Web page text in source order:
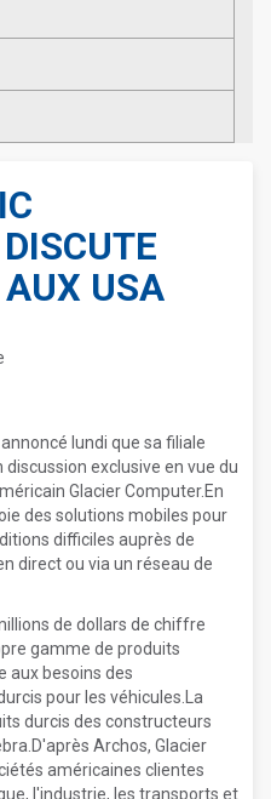
USA
lundi que sa filiale
exclusive en vue du
Glacier Computer.En
des solutions mobiles pour
difficiles auprès de
direct ou via un réseau de
de dollars de chiffre
gamme de produits
aux besoins des
pour les véhicules.La
durcis des constructeurs
Archos, Glacier
américaines clientes
l'industrie, les transports et